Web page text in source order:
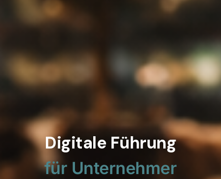
Digitale Führung
für Unternehmer